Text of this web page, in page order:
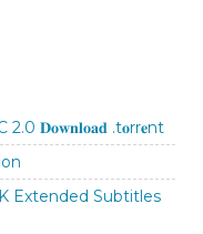
2.0 𝐃𝐨𝐰𝐧𝐥𝐨𝐚𝐝 .t𝐨rr𝐞nt
Extended Subtitles